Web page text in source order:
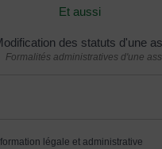
Et aussi
des statuts d'une
Formalités administratives d'une
légale et administrative